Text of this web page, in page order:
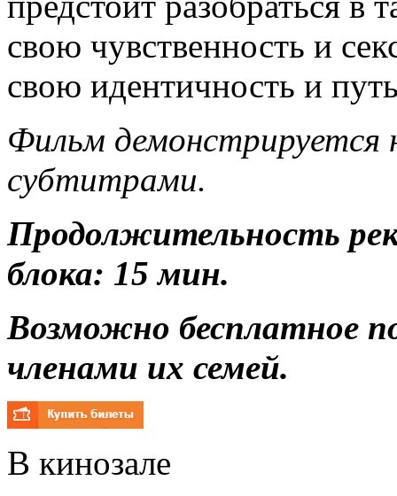
свою чувственность и
свою идентичность и
Фильм демонстрируется
субтитрами.
Продолжительность
блока: 15 мин.
Возможно бесплатное
членами их семей.
В кинозале